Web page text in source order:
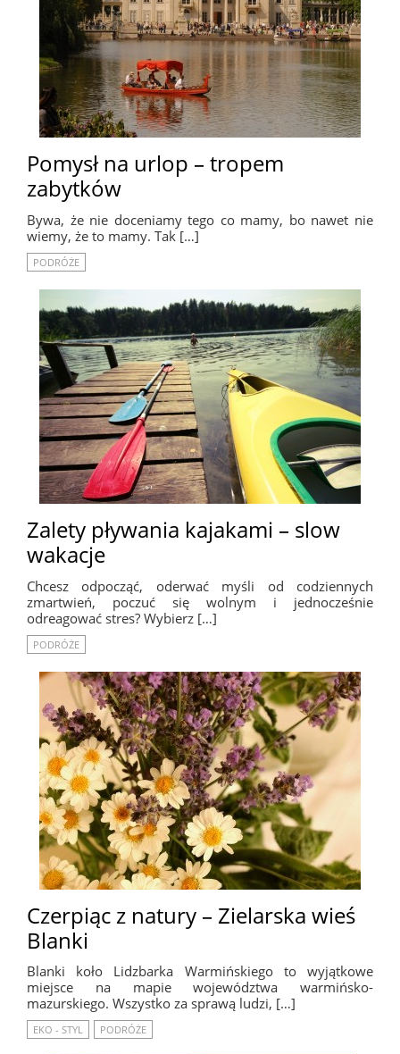
Pomysł na urlop – tropem
zabytków
Bywa, że nie doceniamy tego co mamy, bo nawet nie
wiemy, że to mamy. Tak […]
PODRÓŻE
Zalety pływania kajakami – slow
wakacje
Chcesz odpocząć, oderwać myśli od codziennych
zmartwień, poczuć się wolnym i jednocześnie
odreagować stres? Wybierz […]
PODRÓŻE
Czerpiąc z natury – Zielarska wieś
Blanki
Blanki koło Lidzbarka Warmińskiego to wyjątkowe
miejsce na mapie województwa warmińsko-
mazurskiego. Wszystko za sprawą ludzi, […]
EKO - STYL PODRÓŻE